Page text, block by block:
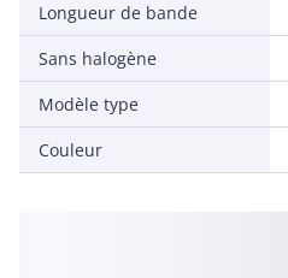
Longueur de bande
Sans halogène
Modèle type
Couleur